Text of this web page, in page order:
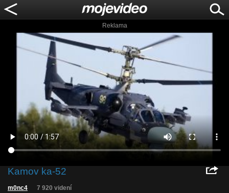
Reklama
Kamov ka-52
m0nc4 7 920 videní